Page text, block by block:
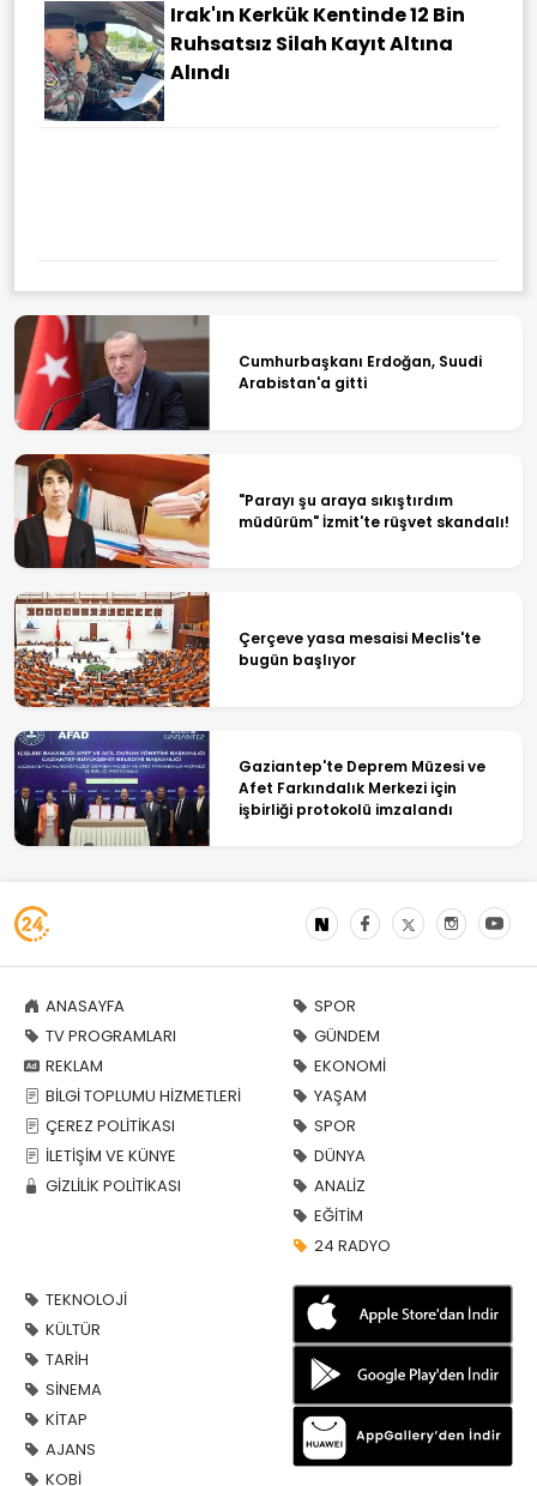
Irak'ın Kerkük Kentinde 12 Bin
Ruhsatsız Silah Kayıt Altına
Alındı
Cumhurbaşkanı Erdoğan, Suudi
Arabistan'a gitti
"Parayı şu araya sıkıştırdım
müdürüm" İzmit'te rüşvet skandalı!
Çerçeve yasa mesaisi Meclis'te
bugün başlıyor
Gaziantep'te Deprem Müzesi ve
Afet Farkındalık Merkezi için
işbirliği protokolü imzalandı
ANASAYFA
TV PROGRAMLARI
REKLAM
BİLGİ TOPLUMU HİZMETLERİ
ÇEREZ POLİTİKASI
İLETİŞİM VE KÜNYE
GİZLİLİK POLİTİKASI
SPOR
GÜNDEM
EKONOMİ
YAŞAM
SPOR
DÜNYA
ANALİZ
EĞİTİM
24 RADYO
TEKNOLOJİ
KÜLTÜR
TARİH
SİNEMA
KİTAP
AJANS
KOBİ